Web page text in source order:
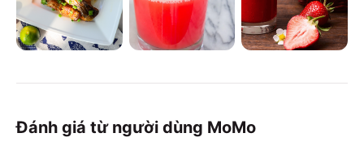
Đánh giá từ người dùng MoMo